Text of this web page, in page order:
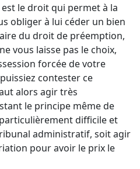
le droit qui permet à la
obliger à lui céder un bien
du droit de préemption,
vous laisse pas le choix,
forcée de votre
contester ce
alors agir très
le principe même de
difficile et
administratif, soit agir
pour avoir le prix le